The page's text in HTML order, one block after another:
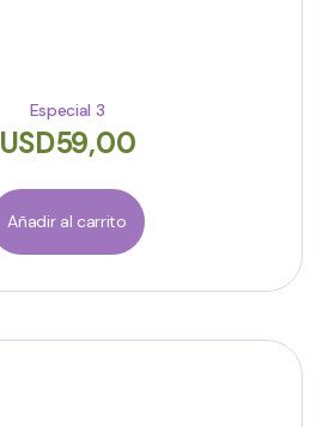
Especial 3
USD59,00
Añadir al carrito